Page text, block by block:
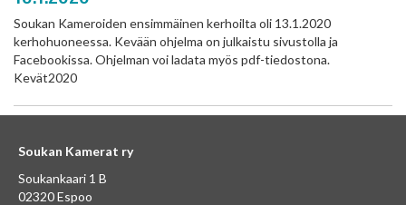
Soukan Kameroiden ensimmäinen kerhoilta oli 13.1.2020
kerhohuoneessa. Kevään ohjelma on julkaistu sivustolla ja
Facebookissa. Ohjelman voi ladata myös pdf-tiedostona.
Kevät2020
Soukan Kamerat ry
Soukankaari 1 B
02320 Espoo